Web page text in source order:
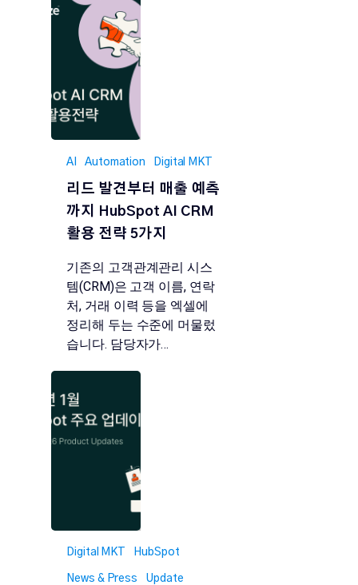
AI Automation Digital MKT
리드 발견부터 매출 예측
까지 HubSpot AI CRM
활용 전략 5가지
기존의 고객관계관리 시스
템(CRM)은 고객 이름, 연락
처, 거래 이력 등을 엑셀에
정리해 두는 수준에 머물렀
습니다. 담당자가…
Digital MKT HubSpot
News & Press Update